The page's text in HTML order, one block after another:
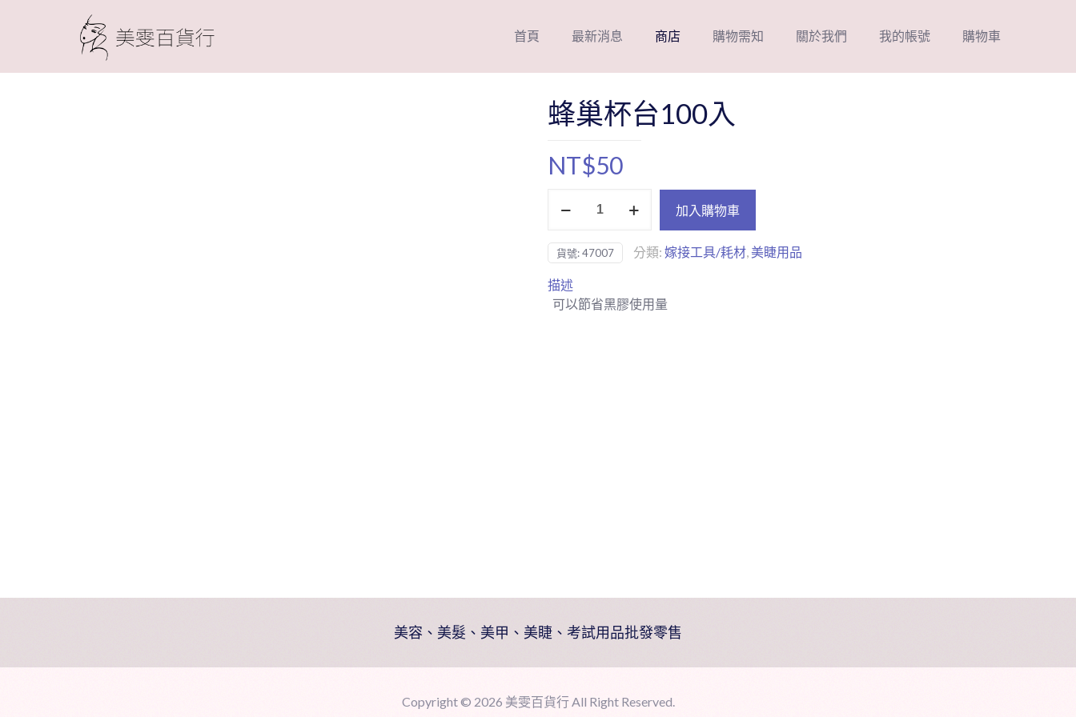
首頁 最新消息 商店 購物需知 關於我們 我的帳號 購物車
蜂巢杯台100入
NT$50
台
入
數
加入購物車
貨號:47007 分類: 嫁接工具/耗材, 美睫用品
描述
可以節省黑膠使用量
美容、美髮、美甲、美睫、考試用品批發零售
Copyright © 2026 美雯百貨行 All Right Reserved.